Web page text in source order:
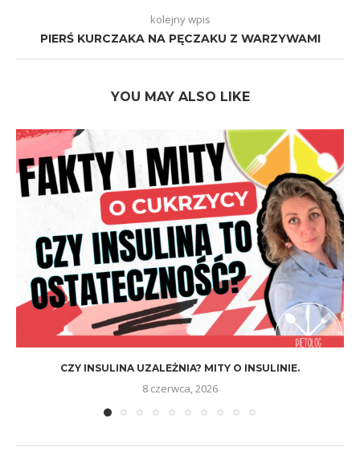
kolejny wpis
PIERŚ KURCZAKA NA PĘCZAKU Z WARZYWAMI
YOU MAY ALSO LIKE
CZY INSULINA UZALEŻNIA? MITY O INSULINIE.
8 czerwca, 2026